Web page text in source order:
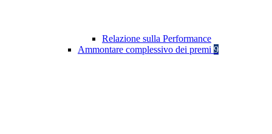
Relazione sulla Performance
Ammontare complessivo dei premi 9